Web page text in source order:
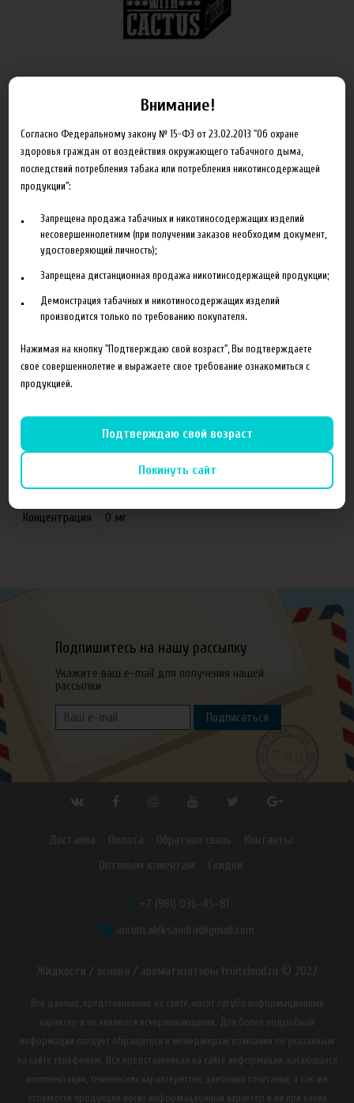
Табак с кактусом
Артикул: ttm_3_mexican_moon_0
500.00 руб
В корзину
Добавить в сравнение
Характеристики Отзывы
Объем
100 мл
Концентрация
0 мг
Подпишитесь на нашу рассылку
Укажите ваш e-mail для получения нашей
рассылки
Подписаться
Доставка Оплата Обратная связь
Контакты
Оптовым клиентам
Скидки
+7 (981) 036-45-81
aurum.aleksandra@gmail.com
Жидкости / основа / ароматизаторы fruitcloud.ru © 2022
Все данные, представленные на сайте, носят сугубо информационный
характер и не являются исчерпывающими. Для более подробной
информации следует обращаться к менеджерам компании по указанным
на сайте телефонам. Вся представленная на сайте информация, касающаяся
комплектации, технических характеристик, цветовых сочетаний, а так же
стоимости продукции носит информационный характер и ни при каких
Внимание!
Согласно Федеральному закону № 15-ФЗ от 23.02.2013 "Об охране
здоровья граждан от воздействия окружающего табачного дыма,
последствий потребления табака или потребления никотинсодержащей
продукции":
Запрещена продажа табачных и никотиносодержащих изделий
несовершеннолетним (при получении заказов необходим документ,
удостоверяющий личность);
Запрещена дистанционная продажа никотинсодержащей продукции;
Демонстрация табачных и никотиносодержащих изделий
производится только по требованию покупателя.
Нажимая на кнопку "Подтверждаю свой возраст", Вы подтверждаете
свое совершеннолетие и выражаете свое требование ознакомиться с
продукцией.
Подтверждаю свой возраст
Покинуть сайт